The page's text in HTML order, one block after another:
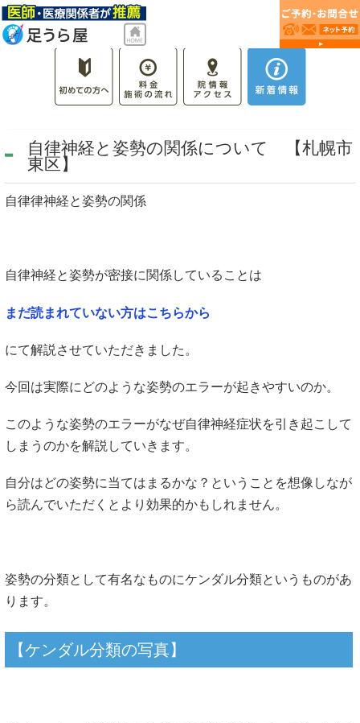
自律神経と姿勢の関係について 【札幌市
東区】
自律律神経と姿勢の関係
自律神経と姿勢が密接に関係していることは
まだ読まれていない方はこちらから
にて解説させていただきました。
今回は実際にどのような姿勢のエラーが起きやすいのか。
このような姿勢のエラーがなぜ自律神経症状を引き起こして
しまうのかを解説していきます。
自分はどの姿勢に当てはまるかな？ということを想像しなが
ら読んでいただくとより効果的かもしれません。
姿勢の分類として有名なものにケンダル分類というものがあ
ります。
【ケンダル分類の写真】